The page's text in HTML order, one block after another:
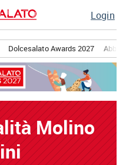
Login
Dolcesalato Awards 2027
Molino